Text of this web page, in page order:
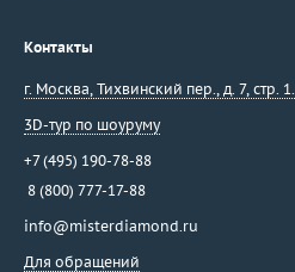
Контакты
г. Москва, Тихвинский пер., д. 7, стр. 1.
3D-тур по шоуруму
+7 (495) 190-78-88
8 (800) 777-17-88
info@misterdiamond.ru
Для обращений